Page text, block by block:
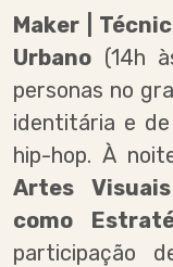
Maker |
Urbano (14h
personas no
identitária e
hip-hop. À
Artes
como
participação